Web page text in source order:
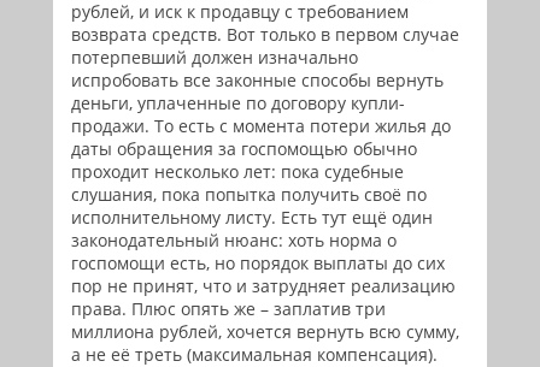
рублей, и иск к продавцу с требованием
возврата средств. Вот только в первом случае
потерпевший должен изначально
испробовать все законные способы вернуть
деньги, уплаченные по договору купли-
продажи. То есть с момента потери жилья до
даты обращения за госпомощью обычно
проходит несколько лет: пока судебные
слушания, пока попытка получить своё по
исполнительному листу. Есть тут ещё один
законодательный нюанс: хоть норма о
госпомощи есть, но порядок выплаты до сих
пор не принят, что и затрудняет реализацию
права. Плюс опять же – заплатив три
миллиона рублей, хочется вернуть всю сумму,
а не её треть (максимальная компенсация).